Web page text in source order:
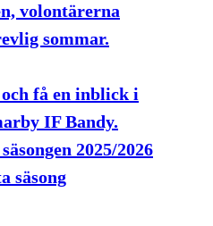
volontärerna
sommar.
få en inblick i
IF Bandy.
2025/2026
säsong